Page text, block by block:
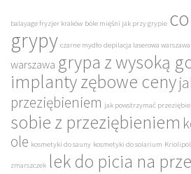
balayage fryzjer kraków bóle mięśni jak przy grypie
grypy czarne mydło depilacja laserowa warszawa
warszawa grypa z wysoką
implanty zębowe ceny
przeziębieniem jak powstrzymać
sobie z przeziębieniem
ole kosmetyki do sauny kosmetyki do solarium
zmarszczek lek do picia na